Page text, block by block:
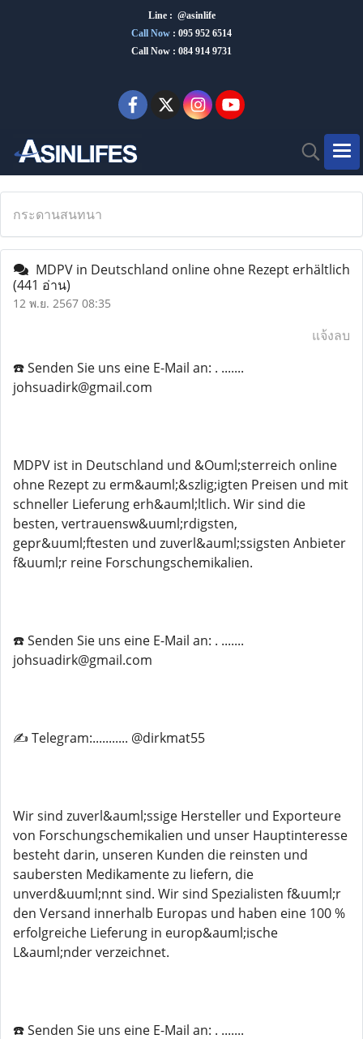
Line : @asinlife
Call Now : 095 952 6514
Call Now : 084 914 9731
กระดานสนทนา
MDPV in Deutschland online ohne Rezept erhältlich
(441 อ่าน)
12 พ.ย. 2567 08:35
แจ้งลบ
☎️ Senden Sie uns eine E-Mail an: . .......
johsuadirk@gmail.com
MDPV ist in Deutschland und &Ouml;sterreich online
ohne Rezept zu erm&auml;&szlig;igten Preisen und mit
schneller Lieferung erh&auml;ltlich. Wir sind die
besten, vertrauensw&uuml;rdigsten,
gepr&uuml;ftesten und zuverl&auml;ssigsten Anbieter
f&uuml;r reine Forschungschemikalien.
☎️ Senden Sie uns eine E-Mail an: . .......
johsuadirk@gmail.com
✍️ Telegram:........... @dirkmat55
Wir sind zuverl&auml;ssige Hersteller und Exporteure
von Forschungschemikalien und unser Hauptinteresse
besteht darin, unseren Kunden die reinsten und
saubersten Medikamente zu liefern, die
unverd&uuml;nnt sind. Wir sind Spezialisten f&uuml;r
den Versand innerhalb Europas und haben eine 100 %
erfolgreiche Lieferung in europ&auml;ische
L&auml;nder verzeichnet.
☎️ Senden Sie uns eine E-Mail an: . .......